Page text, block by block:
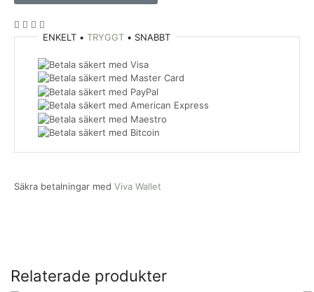
ENKELT • TRYGGT• SNABBT
Säkra betalningar med Viva Wallet
Relaterade produkter